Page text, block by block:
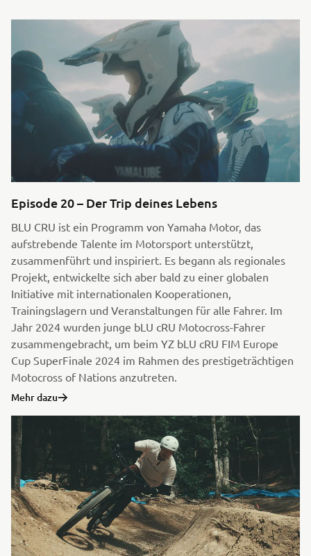
Episode 20 – Der Trip deines Lebens
BLU CRU ist ein Programm von Yamaha Motor, das
aufstrebende Talente im Motorsport unterstützt,
zusammenführt und inspiriert. Es begann als regionales
Projekt, entwickelte sich aber bald zu einer globalen
Initiative mit internationalen Kooperationen,
Trainingslagern und Veranstaltungen für alle Fahrer. Im
Jahr 2024 wurden junge bLU cRU Motocross-Fahrer
zusammengebracht, um beim YZ bLU cRU FIM Europe
Cup SuperFinale 2024 im Rahmen des prestigeträchtigen
Motocross of Nations anzutreten.
Mehr dazu